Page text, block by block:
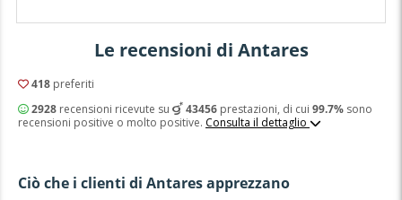
Le recensioni di Antares
418preferiti
2928recensioni ricevute su 43456prestazioni, di cui 99.7%sono
recensioni positive o molto positive. Consulta il dettaglio
Ciò che i clienti di Antares apprezzano